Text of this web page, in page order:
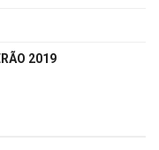
2019